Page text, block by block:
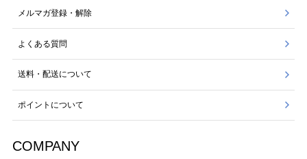
メルマガ登録・解除
よくある質問
送料・配送について
ポイントについて
COMPANY